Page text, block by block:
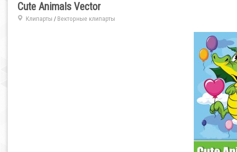
Cute Animals Vector
Клипарты / Векторные клипарты